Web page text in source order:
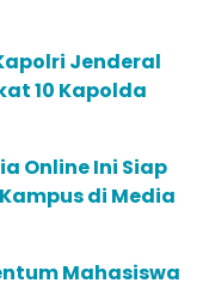
Jenderal
Online Ini Siap